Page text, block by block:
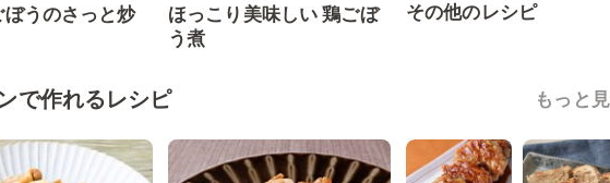
うのさっと炒
ほっこり美味しい 鶏ごぼ
う煮
その他のレシピ
で作れるレシピ もっと